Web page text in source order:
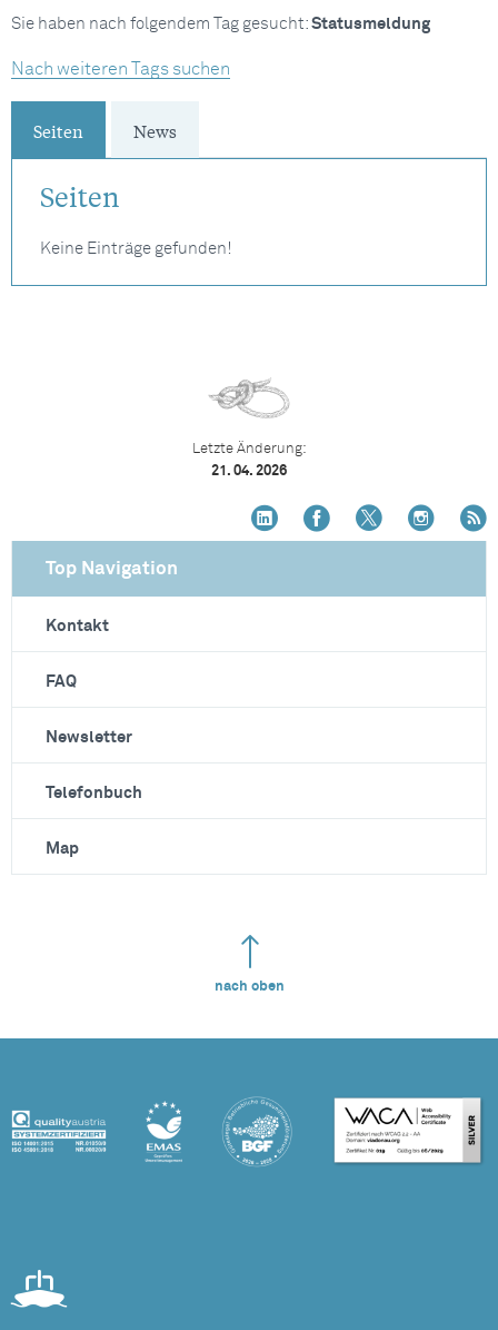
Sie haben nach folgendem Tag gesucht: Statusmeldung
Nach weiteren Tags suchen
Seiten News
Seiten
Keine Einträge gefunden!
Letzte Änderung:
21. 04. 2026
Top Navigation
Kontakt
FAQ
Newsletter
Telefonbuch
Map
nach oben